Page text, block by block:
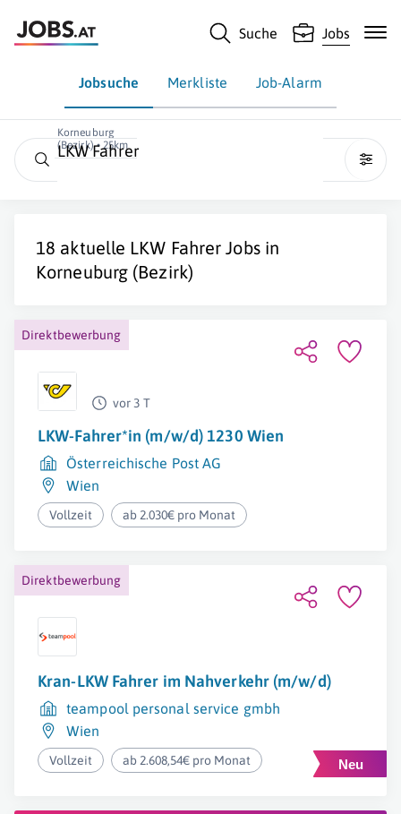
Suche Jobs
Jobsuche Merkliste Job-Alarm
Korneuburg
(Bezirk) • 25km
LKW Fahrer
18 aktuelle LKW Fahrer Jobs in
Korneuburg (Bezirk)
Direktbewerbung
vor 3 T
LKW-Fahrer*in (m/w/d) 1230 Wien
Österreichische Post AG
Wien
Vollzeit ab 2.030€ pro Monat
Direktbewerbung
Kran-LKW Fahrer im Nahverkehr (m/w/d)
teampool personal service gmbh
Wien
Vollzeit ab 2.608,54€ pro Monat